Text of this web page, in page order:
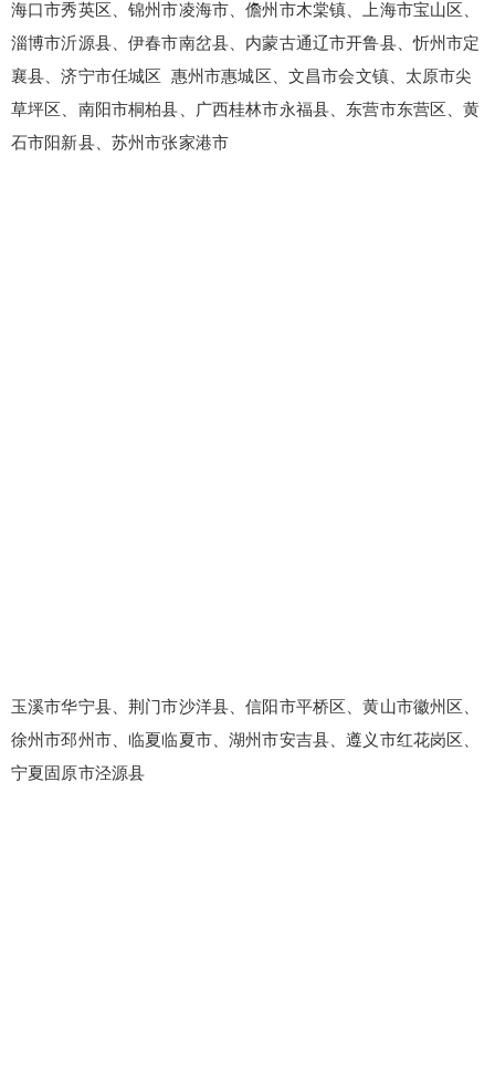
海口市秀英区、锦州市凌海市、儋州市木棠镇、上海市宝山区、
淄博市沂源县、伊春市南岔县、内蒙古通辽市开鲁县、忻州市定
襄县、济宁市任城区 惠州市惠城区、文昌市会文镇、太原市尖
草坪区、南阳市桐柏县、广西桂林市永福县、东营市东营区、黄
石市阳新县、苏州市张家港市
玉溪市华宁县、荆门市沙洋县、信阳市平桥区、黄山市徽州区、
徐州市邳州市、临夏临夏市、湖州市安吉县、遵义市红花岗区、
宁夏固原市泾源县